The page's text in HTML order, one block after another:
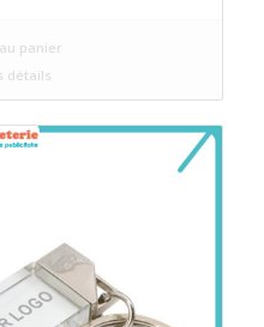
panier
détails